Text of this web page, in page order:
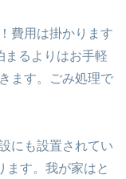
費用は掛かります
まるよりはお手軽
ます。ごみ処理で
にも設置されてい
ます。我が家はと